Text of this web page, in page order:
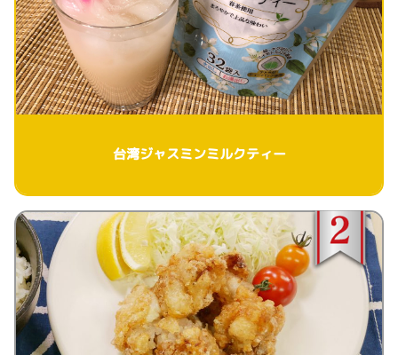
台湾ジャスミンミルクティー